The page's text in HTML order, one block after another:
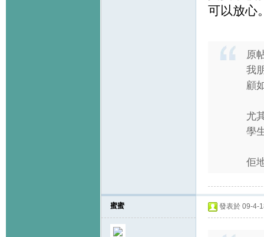
可以放心
原
我
顧
尤
學
佢
蜜蜜 發表於 09-4-